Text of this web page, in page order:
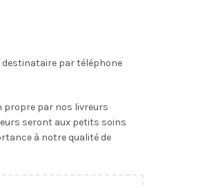
destinataire par téléphone
propre par nos livreurs
seront aux petits soins
à notre qualité de